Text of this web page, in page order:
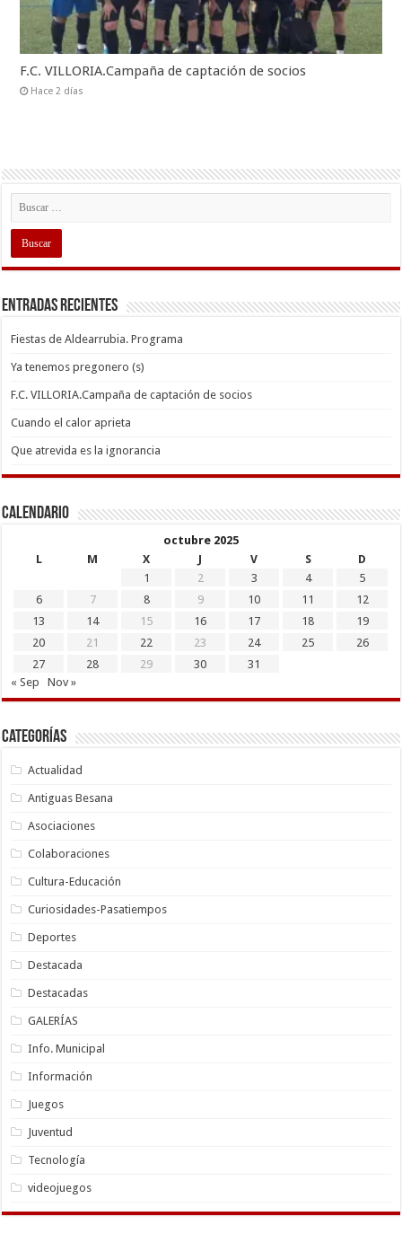
F.C. VILLORIA.Campaña de captación de socios
Hace 2 días
Entradas recientes
Fiestas de Aldearrubia. Programa
Ya tenemos pregonero (s)
F.C. VILLORIA.Campaña de captación de socios
Cuando el calor aprieta
Que atrevida es la ignorancia
Calendario
octubre 2025
L
M X J V S
D
1
2 3 4
5
6
7 8 9 10 11
12
13
14 15 16 17 18
19
20
21 22 23 24 25
26
27
28 29 30
31
« Sep
Nov »
Categorías
Actualidad
Antiguas Besana
Asociaciones
Colaboraciones
Cultura-Educación
Curiosidades-Pasatiempos
Deportes
Destacada
Destacadas
GALERÍAS
Info. Municipal
Información
Juegos
Juventud
Tecnología
videojuegos